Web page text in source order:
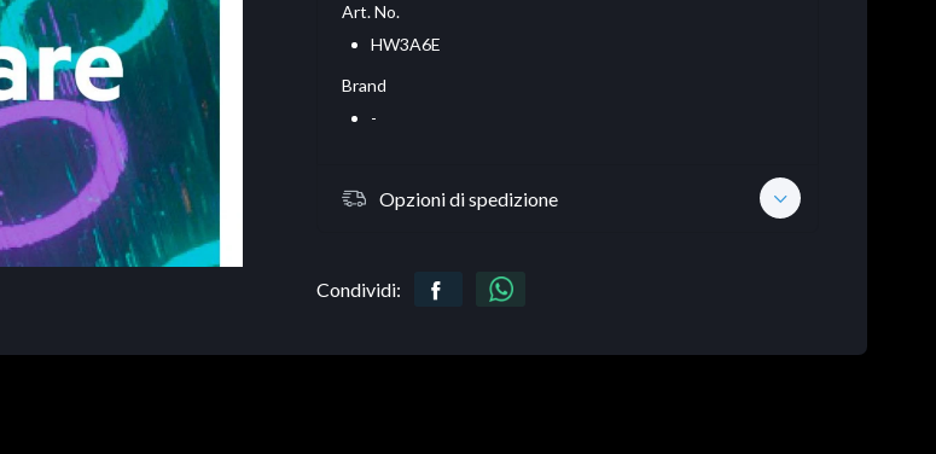
Art. No.
HW3A6E
Brand
-
Opzioni di spedizione
Condividi: